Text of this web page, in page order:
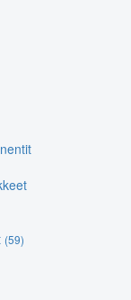
(59)